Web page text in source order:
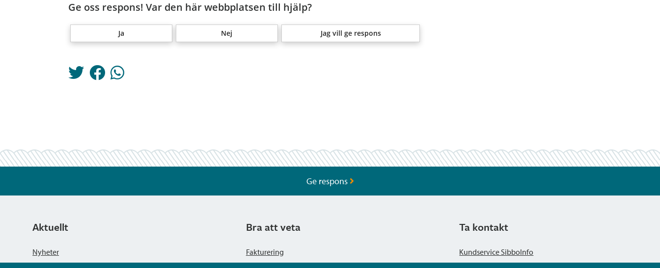
Ge oss respons! Var den här webbplatsen till hjälp?
Ja Nej Jag vill ge respons
Ge respons
Aktuellt
Nyheter
Bra att veta
Fakturering
Ta kontakt
Kundservice SibboInfo